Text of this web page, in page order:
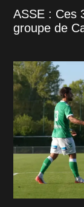
ASSE : Ces
groupe de